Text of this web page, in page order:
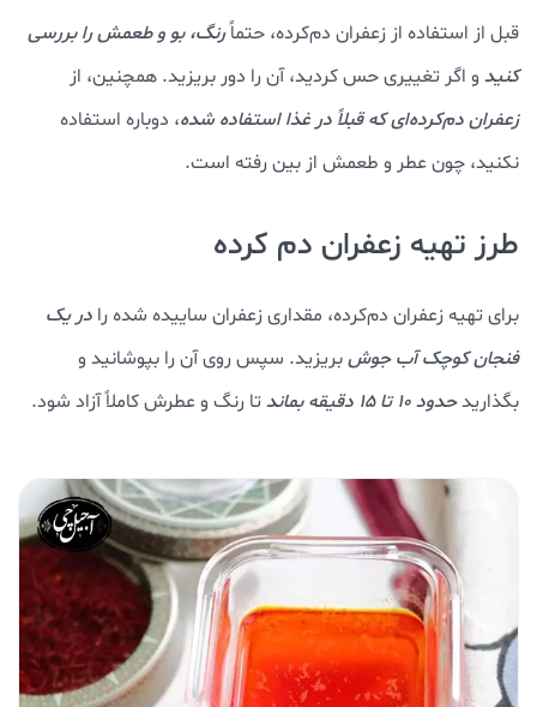
قبل از استفاده از زعفران دم‌کرده، حتماًرنگ، بو و طعمش را بررسی
کنید و اگر تغییری حس کردید، آن را دور بریزید. همچنین، از
زعفران دم‌کرده‌ای که قبلاً در غذا استفاده شده، دوباره استفاده
نکنید، چون عطر و طعمش از بین رفته است.
طرز تهیه زعفران دم کرده
برای تهیه زعفران دم‌کرده، مقداری زعفران ساییده شده را در یک
فنجان کوچک آب جوشبریزید. سپس روی آن را بپوشانید و
بگذاریدحدود ۱۰ تا ۱۵ دقیقه بماند تا رنگ و عطرش کاملاً آزاد شود.